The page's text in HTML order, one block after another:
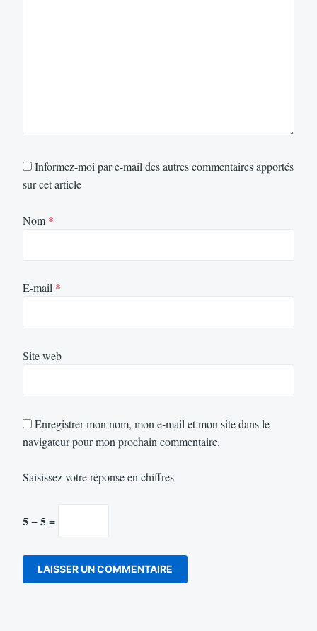
Informez-moi par e-mail des autres commentaires apportés
sur cet article
Nom *
E-mail *
Site web
Enregistrer mon nom, mon e-mail et mon site dans le
navigateur pour mon prochain commentaire.
Saisissez votre réponse en chiffres
5 − 5 =